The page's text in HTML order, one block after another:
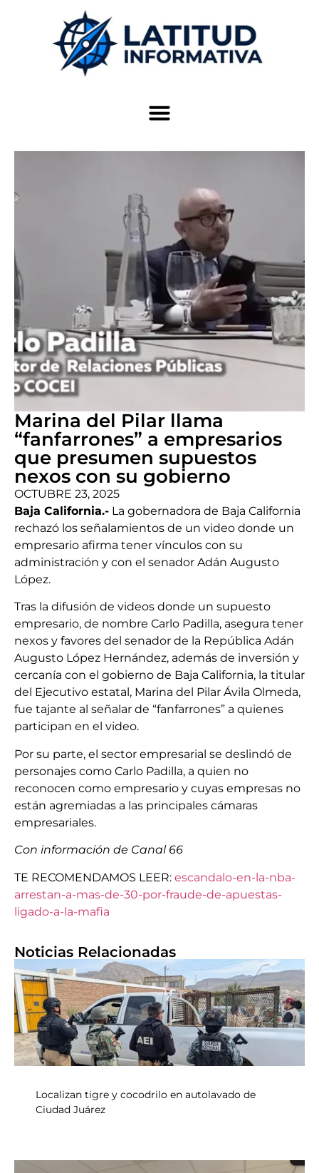
Marina del Pilar llama
“fanfarrones” a empresarios
que presumen supuestos
nexos con su gobierno
OCTUBRE 23, 2025
Baja California.- La gobernadora de Baja California
rechazó los señalamientos de un video donde un
empresario afirma tener vínculos con su
administración y con el senador Adán Augusto
López.
Tras la difusión de videos donde un supuesto
empresario, de nombre Carlo Padilla, asegura tener
nexos y favores del senador de la República Adán
Augusto López Hernández, además de inversión y
cercanía con el gobierno de Baja California, la titular
del Ejecutivo estatal, Marina del Pilar Ávila Olmeda,
fue tajante al señalar de “fanfarrones” a quienes
participan en el video.
Por su parte, el sector empresarial se deslindó de
personajes como Carlo Padilla, a quien no
reconocen como empresario y cuyas empresas no
están agremiadas a las principales cámaras
empresariales.
Con información de Canal 66
TE RECOMENDAMOS LEER: escandalo-en-la-nba-
arrestan-a-mas-de-30-por-fraude-de-apuestas-
ligado-a-la-mafia
Noticias Relacionadas
Localizan tigre y cocodrilo en autolavado de
Ciudad Juárez